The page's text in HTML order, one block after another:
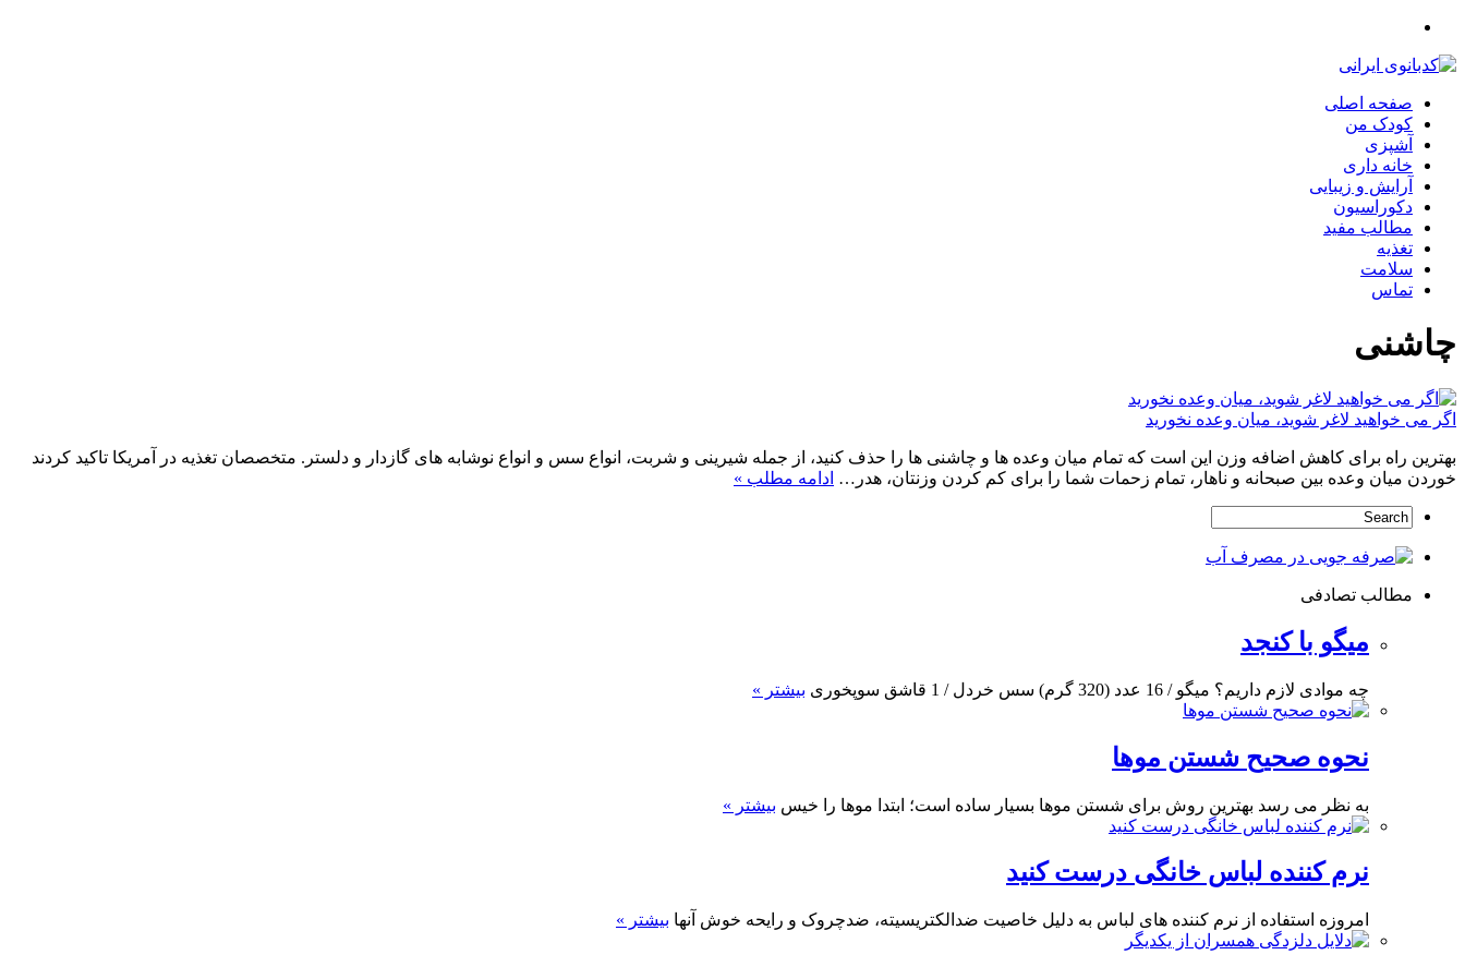
صفحه اصلی
کودک من
آشپزی
خانه داری
آرایش و زیبایی
دکوراسیون
مطالب مفید
تغذیه
سلامت
تماس
چاشنی
اگر می خواهید لاغر شوید، میان وعده نخورید
بهترین راه برای کاهش اضافه وزن این است که تمام میان وعده ها و چاشنی ها را حذف کنید، از جمله شیرینی و شربت، انواع سس و انواع نوشابه های گازدار و دلستر. متخصصان تغذیه در آمریکا تاکید کردند
خوردن میان وعده بین صبحانه و ناهار، تمام زحمات شما را برای کم کردن وزنتان، هدر… ادامه مطلب »
مطالب تصادفی
میگو با کنجد
چه موادی لازم داریم؟ میگو / 16 عدد (320 گرم) سس خردل / 1 قاشق سوپخوری بیشتر »
نحوه صحیح شستن موها
به نظر می رسد بهترین روش برای شستن موها بسیار ساده است؛ ابتدا موها را خیس بیشتر »
نرم کننده لباس خانگی درست کنید
امروزه استفاده از نرم کننده های لباس به دلیل خاصیت ضدالکتریسیته، ضدچروک و رایحه خوش آنها بیشتر »